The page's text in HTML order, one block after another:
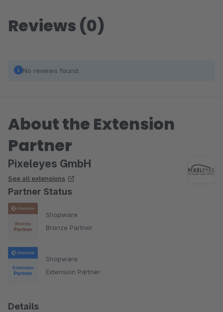
Reviews (0)
No reviews found.
About the Extension
Partner
Pixeleyes GmbH
See all extensions
Partner Status
Shopware
Bronze Partner
Shopware
Extension Partner
Details